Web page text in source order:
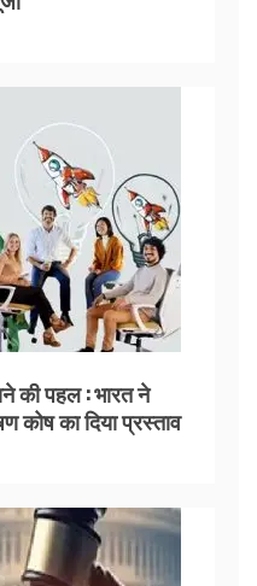
की पहल : भारत ने
कोष का दिया प्रस्ताव